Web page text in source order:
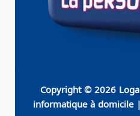
Copyright © 2026
informatique à domicile